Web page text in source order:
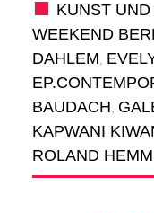
KUNST
WEEKEND
DAHLEM,
BAUDACH,
KAPWANI
ROLAND